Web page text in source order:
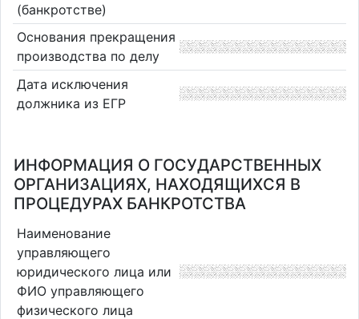
(банкротстве)
Основания прекращения
производства по делу
Дата исключения
должника из ЕГР
ИНФОРМАЦИЯ О ГОСУДАРСТВЕННЫХ
ОРГАНИЗАЦИЯХ, НАХОДЯЩИХСЯ В
ПРОЦЕДУРАХ БАНКРОТСТВА
Наименование
управляющего
юридического лица или
ФИО управляющего
физического лица